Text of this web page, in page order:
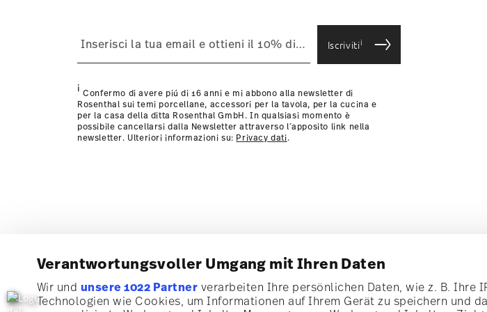
Verantwortungsvoller Umgang mit Ihren Daten
Wir und unsere 1022 Partner verarbeiten Ihre persönlichen Daten, wie z. B. Ihre
Technologien wie Cookies, um Informationen auf Ihrem Gerät zu speichern und
Iscrivitii
i Confermo di avere piú di 16 anni e mi abbono alla newsletter di
Rosenthal sui temi porcellane, accessori per la tavola, per la cucina e
per la casa della ditta Rosenthal GmbH. In qualsiasi momento è
possibile cancellarsi dalla Newsletter attraverso l´apposito link nella
newsletter. Ulteriori informazioni su: Privacy dati.
Tieniti
Iscriviti alla nostra newsletter e ricevi il 10% di sconto!